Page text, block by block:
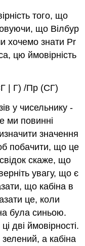
того, що
що Вілбур
хочемо знати Pr
цю ймовірність
| Г) /Пр (СГ)
у чисельнику -
ми повинні
значення
побачити, що це
скаже, що
увагу, що є
що кабіна в
це, коли
була синьою.
дві ймовірності.
а кабіна